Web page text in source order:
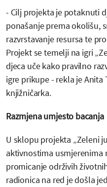
- Cilj projekta je potaknuti
ponašanje prema okolišu,
razvrstavanje resursa te
Projekt se temelji na igri
djeca uče kako pravilno
igre prikupe - rekla je Anita
knjižničarka.
Razmjena umjesto bacanja
U sklopu projekta „Zeleni
aktivnostima usmjerenima
promicanje održivih
radionica na red je došla